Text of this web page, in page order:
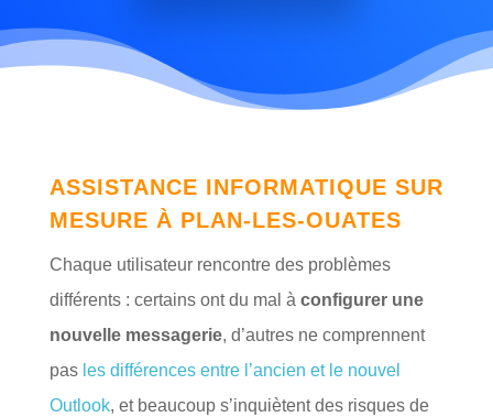
ASSISTANCE INFORMATIQUE SUR
MESURE À PLAN-LES-OUATES
Chaque utilisateur rencontre des problèmes
différents : certains ont du mal à configurer une
nouvelle messagerie, d’autres ne comprennent
pas les différences entre l’ancien et le nouvel
Outlook, et beaucoup s’inquiètent des risques de